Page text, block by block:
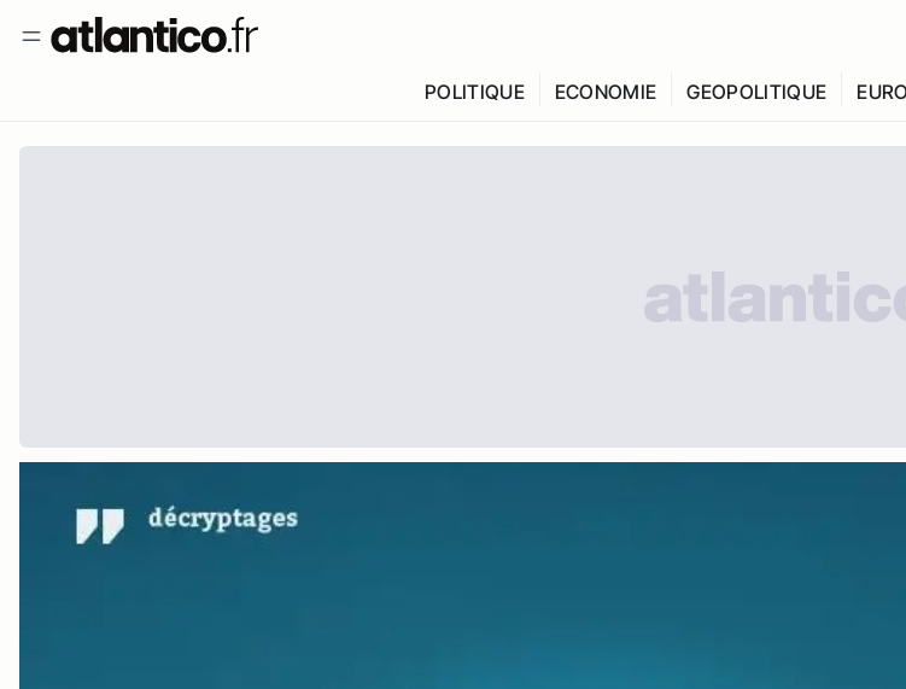
POLITIQUE ECONOMIE GEOPOLITIQUE